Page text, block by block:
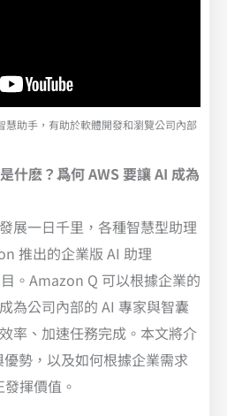
慧助手，有助於軟體開發和瀏覽公司內部
什麽？爲何 AWS 要讓 AI 成為
展一日千里，各種智慧型助理
推出的企業版 AI 助理
。Amazon Q 可以根據企業的
為公司內部的 AI 專家與智囊
率、加速任務完成。本文將介
勢，以及如何根據企業需求
揮價值。